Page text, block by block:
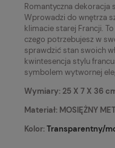
Romantyczna
Wprowadzi do wnętrza
klimacie starej Francji.
czego potrzebujesz w
sprawdzić stan swoich
kwintesencja stylu
symbolem wytwornej
Wymiary: 25 X 7 X 36
Materiał: MOSIĘŻNY
Kolor:Transparentny/